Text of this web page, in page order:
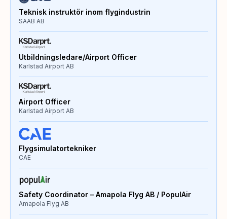
Teknisk instruktör inom flygindustrin
SAAB AB
Utbildningsledare/Airport Officer
Karlstad Airport AB
Airport Officer
Karlstad Airport AB
Flygsimulatortekniker
CAE
Safety Coordinator – Amapola Flyg AB / PopulAir
Amapola Flyg AB